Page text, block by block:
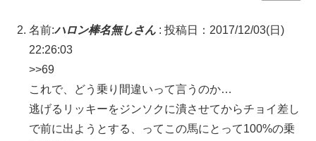
名前:ハロン棒名無しさん : 投稿日：2017/12/03(日)
22:26:03
>>69
これで、どう乗り間違いって言うのか…
逃げるリッキーをジンソクに潰させてからチョイ差し
で前に出ようとする、ってこの馬にとって100%の乗